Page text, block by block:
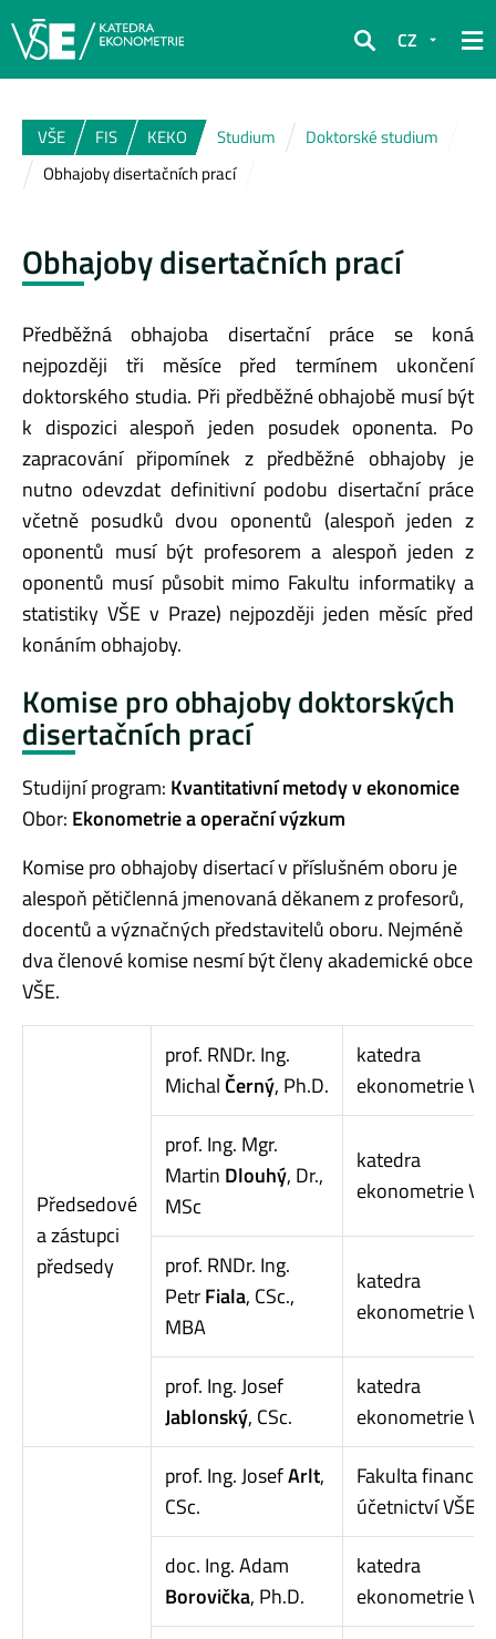
Hledat
CZ
VŠE FIS KEKO Studium
Doktorské studium
Obhajoby disertačních prací
Obhajoby disertačních prací
Předběžná obhajoba disertační práce se koná
nejpozději tři měsíce před termínem ukončení
doktorského studia. Při předběžné obhajobě musí být
k dispozici alespoň jeden posudek oponenta. Po
zapracování připomínek z předběžné obhajoby je
nutno odevzdat definitivní podobu disertační práce
včetně posudků dvou oponentů (alespoň jeden z
oponentů musí být profesorem a alespoň jeden z
oponentů musí působit mimo Fakultu informatiky a
statistiky VŠE v Praze) nejpozději jeden měsíc před
konáním obhajoby.
Komise pro obhajoby doktorských
disertačních prací
Studijní program: Kvantitativní metody v ekonomice
Obor: Ekonometrie a operační výzkum
Komise pro obhajoby disertací v příslušném oboru je
alespoň pětičlenná jmenovaná děkanem z profesorů,
docentů a význačných představitelů oboru. Nejméně
dva členové komise nesmí být členy akademické obce
VŠE.
Předsedové
a zástupci
předsedy
prof. RNDr. Ing.
Michal Černý, Ph.D.
katedra
ekonometrie
prof. Ing. Mgr.
Martin Dlouhý, Dr.,
MSc
katedra
ekonometrie
prof. RNDr. Ing.
PetrFiala, CSc.,
MBA
katedra
ekonometrie
prof. Ing. Josef
Jablonský, CSc.
katedra
ekonometrie
prof. Ing. JosefArlt,
CSc.
Fakulta financí a
účetnictví VŠE
doc. Ing. Adam
Borovička, Ph.D.
katedra
ekonometrie